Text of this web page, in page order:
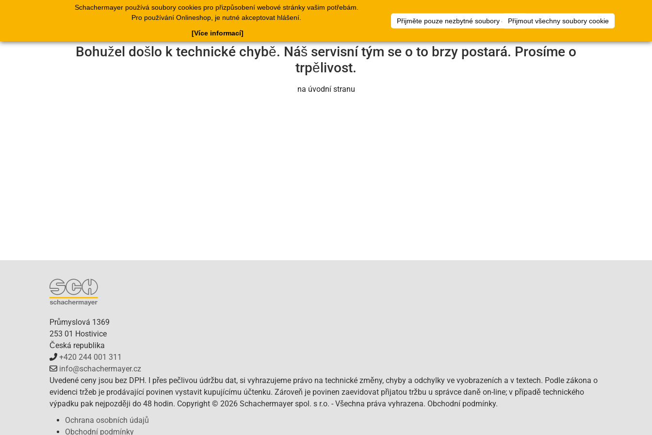
Schachermayer používá soubory cookies pro přizpůsobení webové stránky vašim potřebám.
Pro používání Onlineshop, je nutné akceptovat hlášení.
Přijměte pouze nezbytné soubory cookiePřijmout všechny soubory cookie
[Více informací]
Produkty Katalogy Doklady
Webové
stránky
Seznamy
Dokumenty
Plánovač
podlah
přihlásit
Bohužel došlo k technické chybě. Náš servisní tým se o to brzy postará. Prosíme o
trpělivost.
na úvodní stranu
Průmyslová 1369
253 01 Hostivice
Česká republika
+420 244 001 311
info@schachermayer.cz
Uvedené ceny jsou bez DPH. I přes pečlivou údržbu dat, si vyhrazujeme právo na technické změny, chyby a odchylky ve vyobrazeních a v textech. Podle zákona o
evidenci tržeb je prodávající povinen vystavit kupujícímu účtenku. Zároveň je povinen zaevidovat přijatou tržbu u správce daně on-line; v případě technického
výpadku pak nejpozději do 48 hodin. Copyright © 2026 Schachermayer spol. s r.o. - Všechna práva vyhrazena. Obchodní podmínky.
Ochrana osobních údajů
Obchodní podmínky